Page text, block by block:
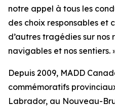
notre appel à tous les
des choix responsables et
d’autres tragédies sur nos
navigables et nos sentiers.
Depuis 2009, MADD
commémoratifs
Labrador, au Nouveau-